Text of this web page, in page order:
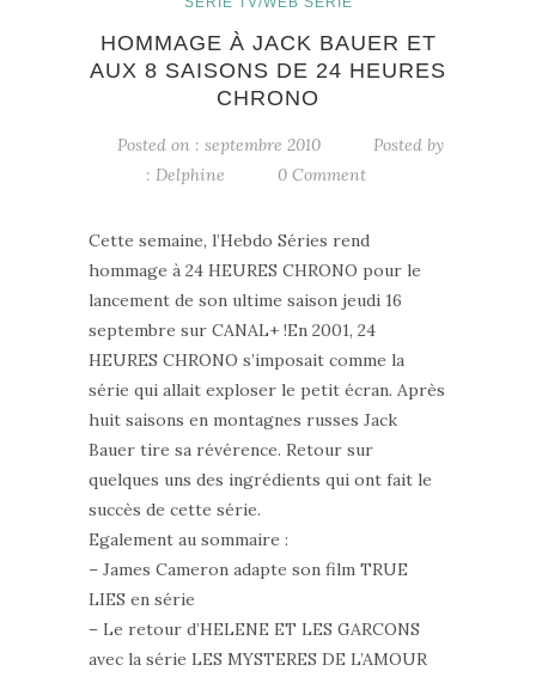
HOMMAGE À JACK BAUER ET
AUX 8 SAISONS DE 24 HEURES
CHRONO
Posted on : septembre 2010
Posted by
: Delphine 0 Comment
Cette semaine, l’Hebdo Séries rend
hommage à 24 HEURES CHRONO pour le
lancement de son ultime saison jeudi 16
septembre sur CANAL+ !En 2001, 24
HEURES CHRONO s’imposait comme la
série qui allait exploser le petit écran. Après
huit saisons en montagnes russes Jack
Bauer tire sa révérence. Retour sur
quelques uns des ingrédients qui ont fait le
succès de cette série.
Egalement au sommaire :
– James Cameron adapte son film TRUE
LIES en série
– Le retour d’HELENE ET LES GARCONS
avec la série LES MYSTERES DE L’AMOUR